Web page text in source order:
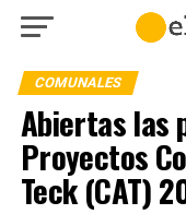
COMUNALES
Abiertas las
Proyectos
Teck (CAT)